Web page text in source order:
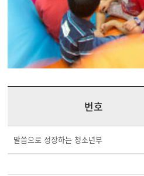
번호
말씀으로 성장하는 청소년부